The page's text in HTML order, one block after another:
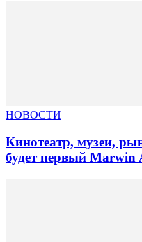
НОВОСТИ
Кинотеатр, музеи,
будет первый Marwin